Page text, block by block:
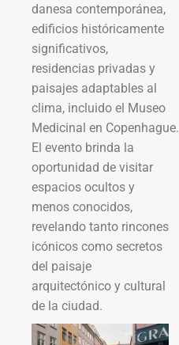
danesa contemporánea,
edificios históricamente
significativos,
residencias privadas y
paisajes adaptables al
clima, incluido el Museo
Medicinal en Copenhague.
El evento brinda la
oportunidad de visitar
espacios ocultos y
menos conocidos,
revelando tanto rincones
icónicos como secretos
del paisaje
arquitectónico y cultural
de la ciudad.